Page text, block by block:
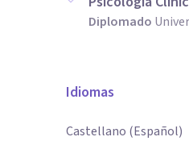
Diplomado
Idiomas
Castellano (Español)